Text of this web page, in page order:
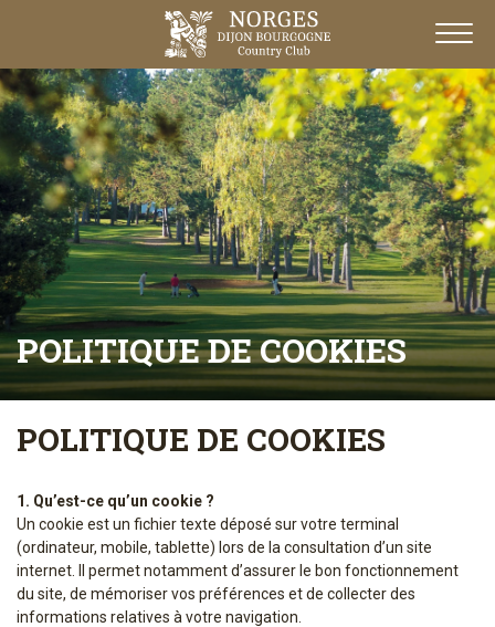
POLITIQUE DE COOKIES
POLITIQUE DE COOKIES
1. Qu’est-ce qu’un cookie ?
Un cookie est un fichier texte déposé sur votre terminal
(ordinateur, mobile, tablette) lors de la consultation d’un site
internet. Il permet notamment d’assurer le bon fonctionnement
du site, de mémoriser vos préférences et de collecter des
informations relatives à votre navigation.